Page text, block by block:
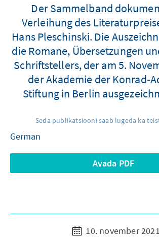
Der Sammelband
Verleihung des
Hans Pleschinski. Die
die Romane, Übersetzungen
Schriftstellers, der am 5.
der Akademie der Konrad-
Stiftung in Berlin
Seda publikatsiooni saab lugeda ka
Avada PDF
10. november 2021